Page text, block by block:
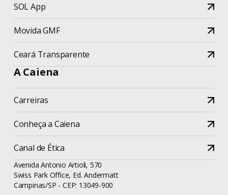
SOL App
Movida GMF
Ceará Transparente
A Caiena
Carreiras
Conheça a Caiena
Canal de Ética
Avenida Antonio Artioli, 570
Swiss Park Office, Ed. Andermatt
Campinas/SP - CEP: 13049-900